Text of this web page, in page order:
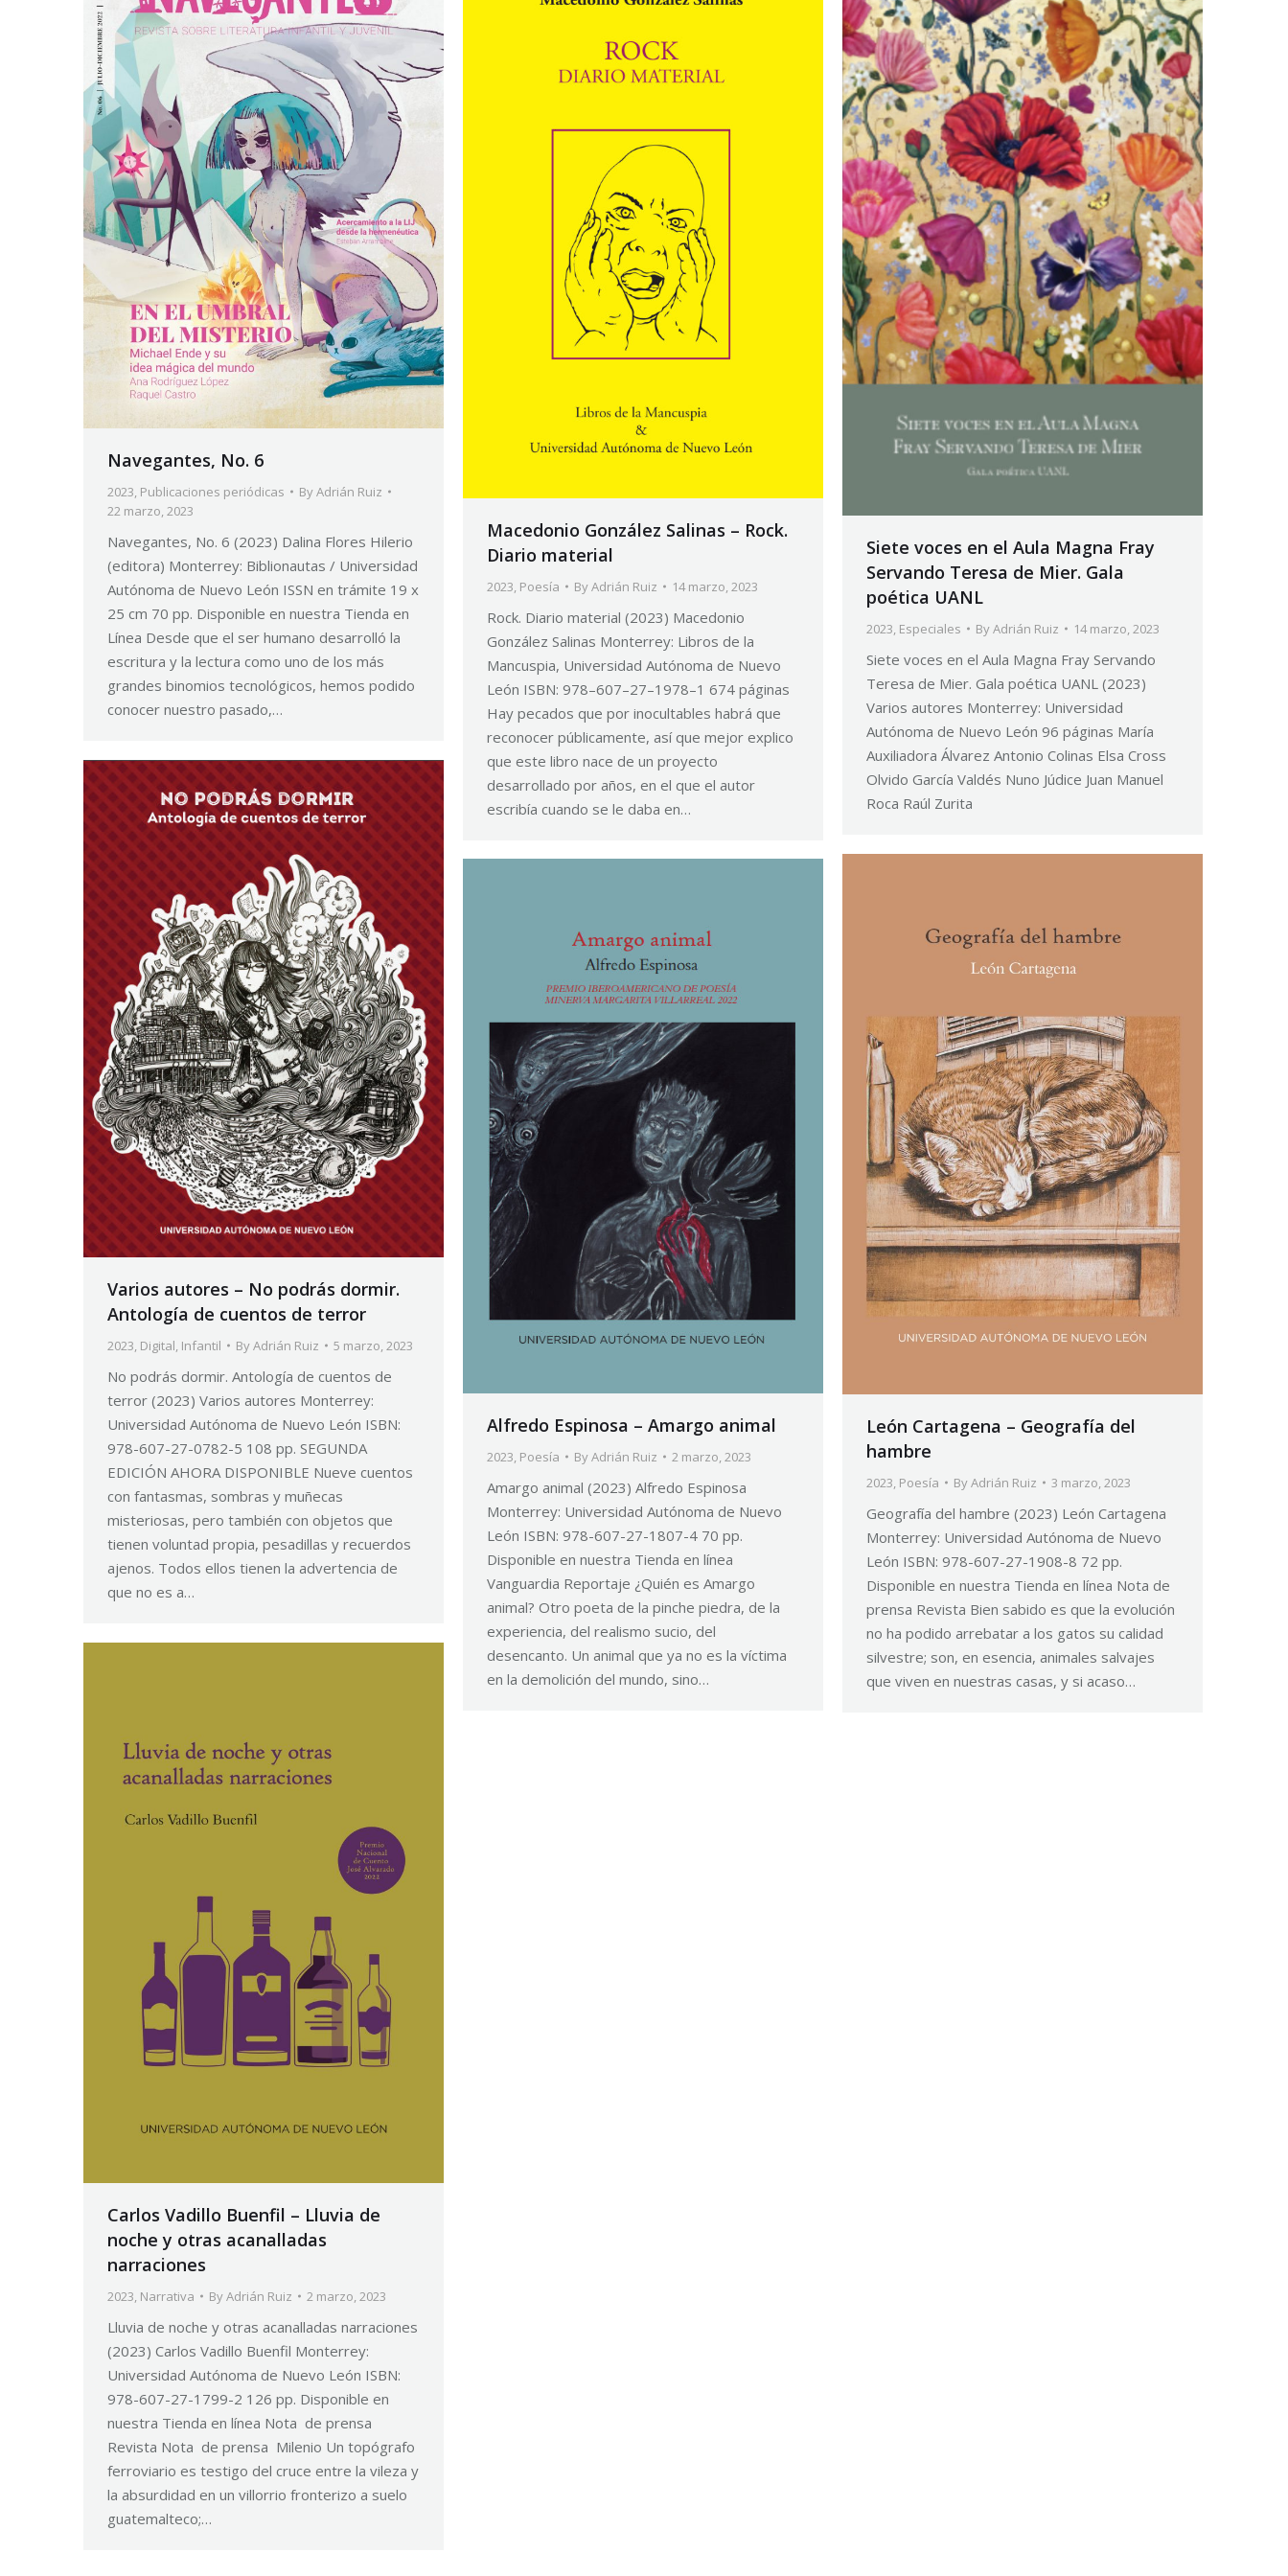
Navegantes, No. 6
2023, Publicaciones periódicas ByAdrián Ruiz
22 marzo, 2023
Navegantes, No. 6 (2023) Dalina Flores Hilerio
(editora) Monterrey: Biblionautas / Universidad
Autónoma de Nuevo León ISSN en trámite 19 x
25 cm 70 pp. Disponible en nuestra Tienda en
Línea Desde que el ser humano desarrolló la
escritura y la lectura como uno de los más
grandes binomios tecnológicos, hemos podido
conocer nuestro pasado,…
Macedonio González Salinas – Rock.
Diario material
2023 Poesía ByAdrián Ruiz 14 marzo, 2023
Rock. Diario material (2023) Macedonio
González Salinas Monterrey: Libros de la
Mancuspia, Universidad Autónoma de Nuevo
León ISBN: 978–607–27–1978–1 674 páginas
Hay pecados que por inocultables habrá que
reconocer públicamente, así que mejor explico
que este libro nace de un proyecto
desarrollado por años, en el que el autor
escribía cuando se le daba en…
Siete voces en el Aula Magna Fray
Servando Teresa de Mier. Gala
poética UANL
2023, Especiales ByAdrián Ruiz 14 marzo, 2023
Siete voces en el Aula Magna Fray Servando
Teresa de Mier. Gala poética UANL (2023)
Varios autores Monterrey: Universidad
Autónoma de Nuevo León 96 páginas María
Auxiliadora Álvarez Antonio Colinas Elsa Cross
Olvido García Valdés Nuno Júdice Juan Manuel
Roca Raúl Zurita
Varios autores – No podrás dormir.
Antología de cuentos de terror
2023, Digital, Infantil ByAdrián Ruiz 5 marzo, 2023
No podrás dormir. Antología de cuentos de
terror (2023) Varios autores Monterrey:
Universidad Autónoma de Nuevo León ISBN:
978-607-27-0782-5 108 pp. SEGUNDA
EDICIÓN AHORA DISPONIBLE Nueve cuentos
con fantasmas, sombras y muñecas
misteriosas, pero también con objetos que
tienen voluntad propia, pesadillas y recuerdos
ajenos. Todos ellos tienen la advertencia de
que no es a…
León Cartagena – Geografía del
hambre
2023, Poesía ByAdrián Ruiz 3 marzo, 2023
Geografía del hambre (2023) León Cartagena
Monterrey: Universidad Autónoma de Nuevo
León ISBN: 978-607-27-1908-8 72 pp.
Disponible en nuestra Tienda en línea Nota de
prensa Revista Bien sabido es que la evolución
no ha podido arrebatar a los gatos su calidad
silvestre; son, en esencia, animales salvajes
que viven en nuestras casas, y si acaso…
Alfredo Espinosa – Amargo animal
2023, Poesía ByAdrián Ruiz 2 marzo, 2023
Amargo animal (2023) Alfredo Espinosa
Monterrey: Universidad Autónoma de Nuevo
León ISBN: 978-607-27-1807-4 70 pp.
Disponible en nuestra Tienda en línea
Vanguardia Reportaje ¿Quién es Amargo
animal? Otro poeta de la pinche piedra, de la
experiencia, del realismo sucio, del
desencanto. Un animal que ya no es la víctima
en la demolición del mundo, sino…
Carlos Vadillo Buenfil – Lluvia de
noche y otras acanalladas
narraciones
2023, Narrativa ByAdrián Ruiz 2 marzo, 2023
Lluvia de noche y otras acanalladas narraciones
(2023) Carlos Vadillo Buenfil Monterrey:
Universidad Autónoma de Nuevo León ISBN:
978-607-27-1799-2 126 pp. Disponible en
nuestra Tienda en línea Nota de prensa
Revista Nota de prensa Milenio Un topógrafo
ferroviario es testigo del cruce entre la vileza y
la absurdidad en un villorrio fronterizo a suelo
guatemalteco;…